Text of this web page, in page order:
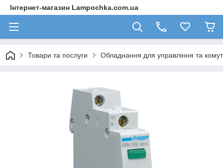
Інтернет-магазин Lampochka.com.ua
Товари та послуги Обладнання для управління та